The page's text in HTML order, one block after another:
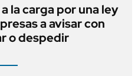
la carga por una ley
a avisar con
o despedir